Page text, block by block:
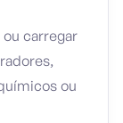
carregar
ou